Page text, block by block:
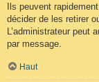
Ils peuvent
décider de les retirer
L’administrateur
par message.
Haut